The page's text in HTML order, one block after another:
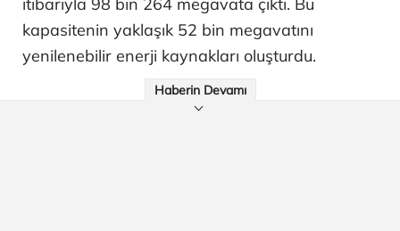
itibarıyla 98 bin 264 megavata çıktı. Bu
kapasitenin yaklaşık 52 bin megavatını
yenilenebilir enerji kaynakları oluşturdu.
Haberin Devamı